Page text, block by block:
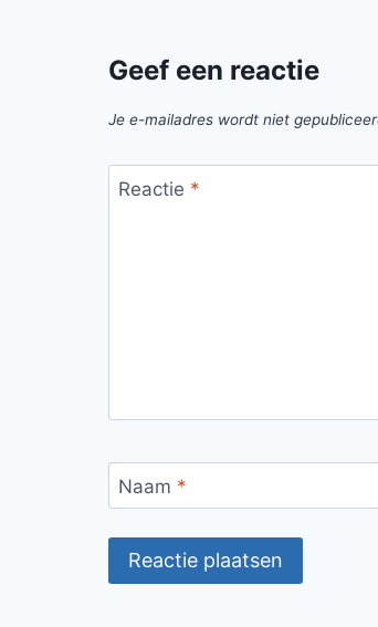
Geef een reactie
Je e-mailadres wordt niet
Reactie *
Naam *